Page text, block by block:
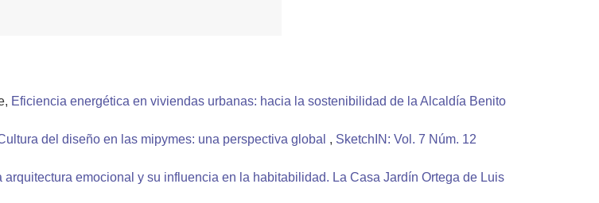
Eficiencia energética en viviendas urbanas: hacia la sostenibilidad de la Alcaldía Benito
del diseño en las mipymes: una perspectiva global , SketchIN: Vol. 7 Núm. 12
arquitectura emocional y su influencia en la habitabilidad. La Casa Jardín Ortega de Luis